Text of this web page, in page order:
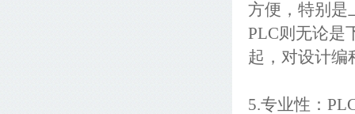
方便，特别是
PLC则无论是
起，对设计编
5.专业性：